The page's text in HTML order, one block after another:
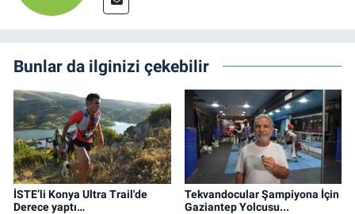
Bunlar da ilginizi çekebilir
İSTE’li Konya Ultra Trail'de
Derece yaptı…
Tekvandocular Şampiyona İçin
Gaziantep Yolcusu...